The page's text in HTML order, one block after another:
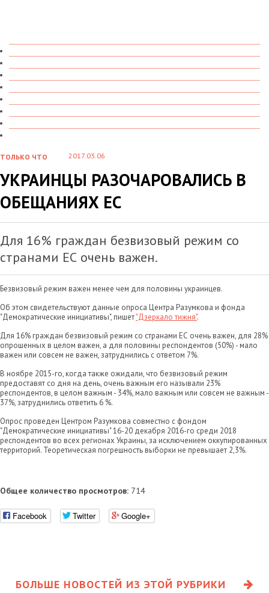
ТОЛЬКО ЧТО 2017.03.06
УКРАИНЦЫ РАЗОЧАРОВАЛИСЬ В
ОБЕЩАНИЯХ ЕС
Для 16% граждан безвизовый режим со
странами ЕС очень важен.
Безвизовый режим важен менее чем для половины украинцев.
Об этом свидетельствуют данные опроса Центра Разумкова и фонда
"Демократические инициативы", пишет"Дзеркало тижня".
Для 16% граждан безвизовый режим со странами ЕС очень важен, для 28%
опрошенных в целом важен, а для половины респондентов (50%) - мало
важен или совсем не важен, затруднились с ответом 7%.
В ноябре 2015-го, когда также ожидали, что безвизовый режим
предоставят со дня на день, очень важным его называли 23%
респондентов, в целом важным - 34%, мало важным или совсем не важным -
37%, затруднились ответить 6 %.
Опрос проведен Центром Разумкова совместно с фондом
"Демократические инициативы" 16-20 декабря 2016-го среди 2018
респондентов во всех регионах Украины, за исключением оккупированных
территорий. Теоретическая погрешность выборки не превышает 2,3%.
Общее количество просмотров: 714
Facebook Twitter Google+
БОЛЬШЕ НОВОСТЕЙ ИЗ ЭТОЙ РУБРИКИ